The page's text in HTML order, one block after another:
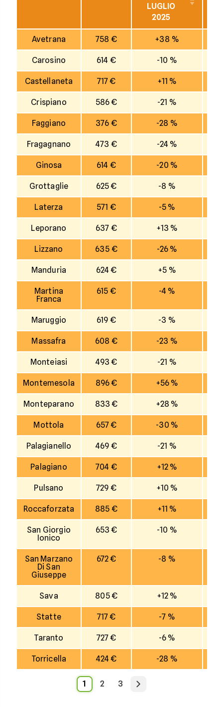
LUGLIO
2025
Avetrana 758 € +38 %
Carosino 614 € -10 %
Castellaneta 717 € +11 %
Crispiano 586 € -21 %
Faggiano 376 € -28 %
Fragagnano 473 € -24 %
Ginosa 614 € -20 %
Grottaglie 625 € -8 %
Laterza 571 € -5 %
Leporano 637 € +13 %
Lizzano 635 € -26 %
Manduria 624 € +5 %
Martina
Franca
615 € -4 %
Maruggio 619 € -3 %
Massafra 608 € -23 %
Monteiasi 493 € -21 %
Montemesola 896 € +56 %
Monteparano 833 € +28 %
Mottola 657 € -30 %
Palagianello 469 € -21 %
Palagiano 704 € +12 %
Pulsano 729 € +10 %
Roccaforzata 885 € +11 %
San Giorgio
Ionico
653 € -10 %
San Marzano
Di San
Giuseppe
672 € -8 %
Sava 805 € +12 %
Statte 717 € -7 %
Taranto 727 € -6 %
Torricella 424 € -28 %
1 2 3